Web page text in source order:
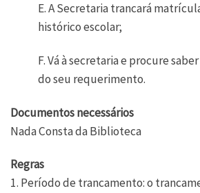
E. A Secretaria trancará
histórico escolar;
F. Vá à secretaria e procure
do seu requerimento.
Documentos necessários
Nada Consta da Biblioteca
Regras
1. Período de trancamento: o